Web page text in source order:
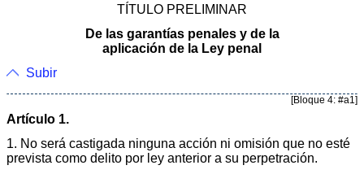
TÍTULO PRELIMINAR
De las garantías penales y de la
aplicación de la Ley penal
Subir
[Bloque 4: #a1]
Artículo 1.
1. No será castigada ninguna acción ni omisión que no esté
prevista como delito por ley anterior a su perpetración.